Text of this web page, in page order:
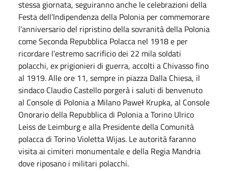
stessa giornata, seguiranno anche le celebrazioni della
Festa dell’Indipendenza della Polonia per commemorare
l'anniversario del ripristino della sovranità della Polonia
come Seconda Repubblica Polacca nel 1918 e per
ricordare l’estremo sacrificio dei 22 mila soldati
polacchi, ex prigionieri di guerra, accolti a Chivasso fino
al 1919. Alle ore 11, sempre in piazza Dalla Chiesa, il
sindaco Claudio Castello porgerà i saluti di benvenuto
al Console di Polonia a Milano Paweł Krupka, al Console
Onorario della Repubblica di Polonia a Torino Ulrico
Leiss de Leimburg e alla Presidente della Comunità
polacca di Torino Violetta Wijas. Le autorità faranno
visita ai cimiteri monumentale e della Regia Mandria
dove riposano i militari polacchi.